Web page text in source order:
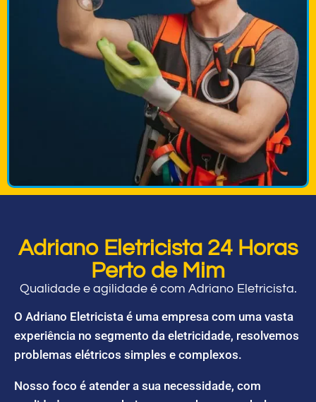
Adriano Eletricista 24 Horas
Perto de Mim
Qualidade e agilidade é com Adriano Eletricista.
O Adriano Eletricista é uma empresa com uma vasta
experiência no segmento da eletricidade, resolvemos
problemas elétricos simples e complexos.
Nosso foco é atender a sua necessidade, com